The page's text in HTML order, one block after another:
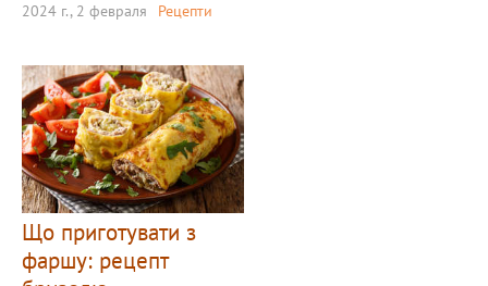
2024 г., 2 февраля Рецепти
Що приготувати з
фаршу: рецепт